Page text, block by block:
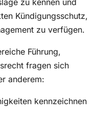
zu kennen und
Kündigungsschutz,
zu verfügen.
Führung,
fragen sich
anderem:
kennzeichnen